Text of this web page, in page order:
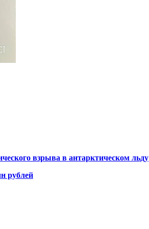
взрыва в антарктическом льду
рублей